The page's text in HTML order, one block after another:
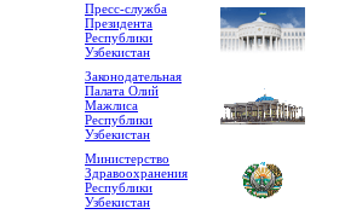
Пресс-служба
Президента
Республики
Узбекистан
Законодательная
Палата Олий
Мажлиса
Республики
Узбекистан
Министерство
Здравоохранения
Республики
Узбекистан